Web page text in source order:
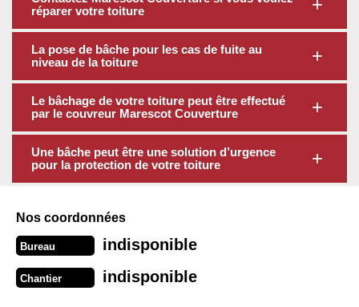
réparer votre toiture
La pose de bâche pour les cas de fuite au
niveau de la toiture
Le bâchage de votre toiture peut être effectué
par le couvreur Marescot Couverture
Une bâche peut être une solution d’urgence
pour la protection de votre toiture
Nos coordonnées
Bureau indisponible
Chantier indisponible